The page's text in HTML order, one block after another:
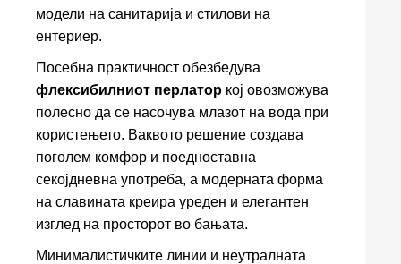
модели на санитарија и стилови на
ентериер.
Посебна практичност обезбедува
флексибилниот перлатор кој овозможува
полесно да се насочува млазот на вода при
користењето. Ваквото решение создава
поголем комфор и поедноставна
секојдневна употреба, а модерната форма
на славината креира уреден и елегантен
изглед на просторот во бањата.
Минималистичките линии и неутралната